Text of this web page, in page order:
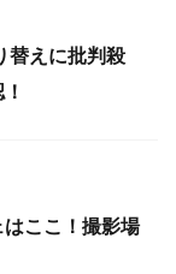
替えに批判殺
ここ！撮影場